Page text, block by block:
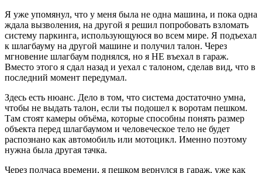
Я уже упомянул, что у меня была не одна машина, и пока одна
ждала вызволения, на другой я решил попробовать взломать
систему паркинга, использующуюся во всем мире. Я подъехал
к шлагбауму на другой машине и получил талон. Через
мгновение шлагбаум поднялся, но я НЕ въехал в гараж.
Вместо этого я сдал назад и уехал с талоном, сделав вид, что в
последний момент передумал.
Здесь есть нюанс. Дело в том, что система достаточно умна,
чтобы не выдать талон, если ты подошел к воротам пешком.
Там стоят камеры объёма, которые способны понять размер
объекта перед шлагбаумом и человеческое тело не будет
распознано как автомобиль или мотоцикл. Именно поэтому
нужна была другая тачка.
Через полчаса времени, я пешком вернулся в гараж, уже как